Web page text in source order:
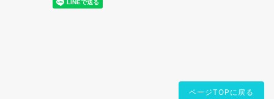
ページTOPに戻る